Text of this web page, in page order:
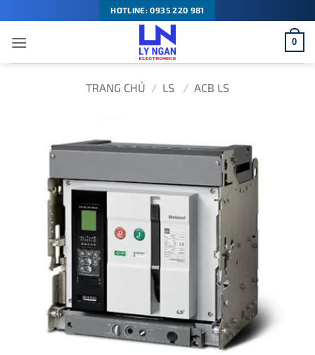
qua
nội
dung
HOTLINE: 0935 220 981
0
TRANG CHỦ / LS / ACB LS